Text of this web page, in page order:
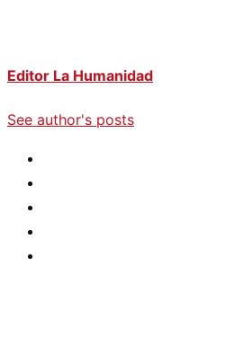
Editor La Humanidad
See author's posts